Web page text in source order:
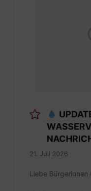
21. Juli 2026
Liebe Bürgerinnen